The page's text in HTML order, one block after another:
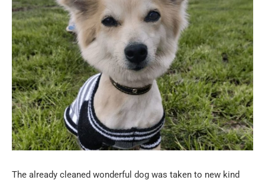
The already cleaned wonderful dog was taken to new kind